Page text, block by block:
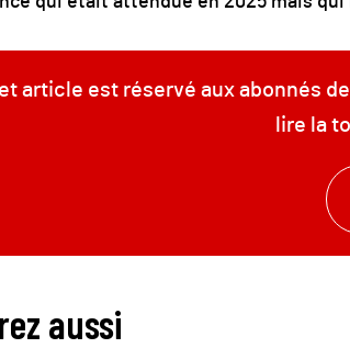
article est réservé aux abonnés
lire la
aussi